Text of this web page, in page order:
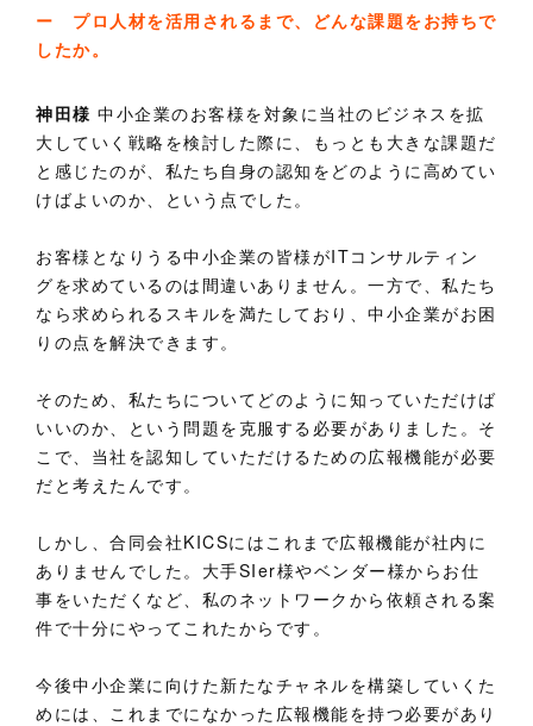
ー プロ人材を活用されるまで、どんな課題をお持ちで
したか。
神田様 中小企業のお客様を対象に当社のビジネスを拡
大していく戦略を検討した際に、もっとも大きな課題だ
と感じたのが、私たち自身の認知をどのように高めてい
けばよいのか、という点でした。
お客様となりうる中小企業の皆様がITコンサルティン
グを求めているのは間違いありません。一方で、私たち
なら求められるスキルを満たしており、中小企業がお困
りの点を解決できます。
そのため、私たちについてどのように知っていただけば
いいのか、という問題を克服する必要がありました。そ
こで、当社を認知していただけるための広報機能が必要
だと考えたんです。
しかし、合同会社KICSにはこれまで広報機能が社内に
ありませんでした。大手SIer様やベンダー様からお仕
事をいただくなど、私のネットワークから依頼される案
件で十分にやってこれたからです。
今後中小企業に向けた新たなチャネルを構築していくた
めには、これまでになかった広報機能を持つ必要があり